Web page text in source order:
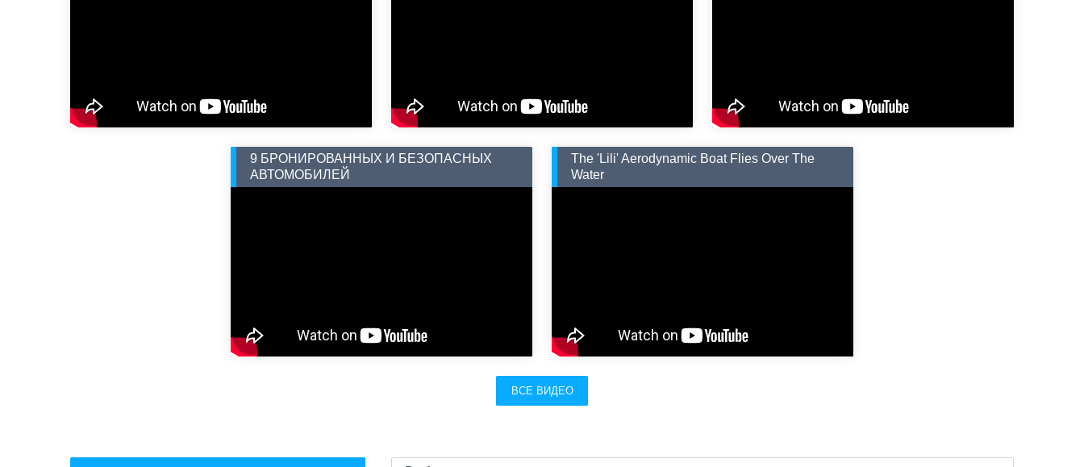
9 БРОНИРОВАННЫХ И БЕЗОПАСНЫХ
АВТОМОБИЛЕЙ
The 'Lili' Aerodynamic Boat Flies Over The
Water
ВСЕ ВИДЕО